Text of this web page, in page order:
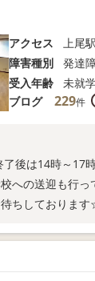
アクセス
上尾
障害種別
発達
受入年齢
未就
ブログ
229件
後は14時～17
への送迎も行
ちしておりま